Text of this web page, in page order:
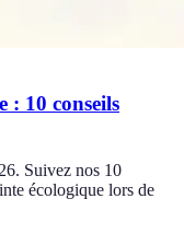
: 10 conseils
Suivez nos 10
écologique lors de